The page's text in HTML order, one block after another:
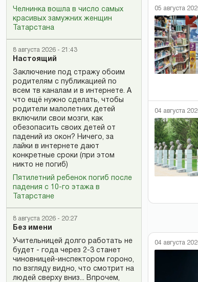
Челнинка вошла в число самых
красивых замужних женщин
Татарстана
8 августа 2026 - 21:43
Настоящий
Заключение под стражу обоим
родителям с публикацией по
всем тв каналам и в интернете. А
что ещё нужно сделать, чтобы
родители малолетних детей
включили свои мозги, как
обезопасить своих детей от
падений из окон? Ничего, за
лайки в интернете дают
конкретные сроки (при этом
никто не погиб)
Пятилетний ребенок погиб после
падения с 10-го этажа в
Татарстане
8 августа 2026 - 20:27
Без имени
Учительницей долго работать не
будет - года через 2-3 станет
чиновницей-инспектором гороно,
по взгляду видно, что смотрит на
людей сверху вниз... Впрочем,
05 августа
04 августа
04 августа